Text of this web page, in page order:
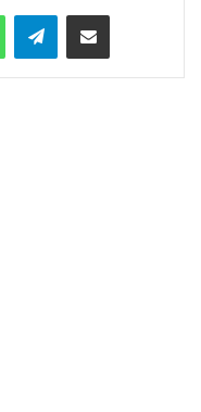
WhatsAppTelegramCondividi via Email